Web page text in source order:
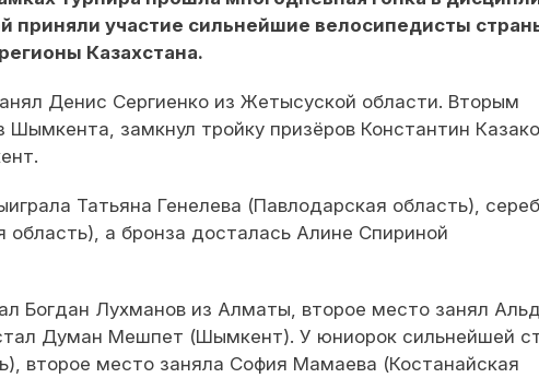
приняли участие сильнейшие велосипедисты
Казахстана.
Денис Сергиенко из Жетысуской области. Вторым
Шымкента, замкнул тройку призёров Константин
Татьяна Генелева (Павлодарская область),
а бронза досталась Алине Спириной
Богдан Лухманов из Алматы, второе место занял
Думан Мешпет (Шымкент). У юниорок сильнейшей
второе место заняла София Мамаева (Костанайская